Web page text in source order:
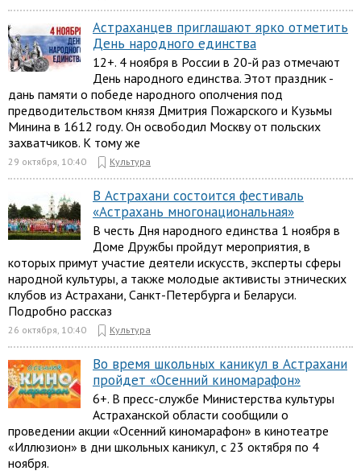
Астраханцев приглашают ярко отметить
День народного единства
12+. 4 ноября в России в 20-й раз отмечают
День народного единства. Этот праздник -
дань памяти о победе народного ополчения под
предводительством князя Дмитрия Пожарского и Кузьмы
Минина в 1612 году. Он освободил Москву от польских
захватчиков. К тому же
29 октября, 10:40 Культура
В Астрахани состоится фестиваль
«Астрахань многонациональная»
В честь Дня народного единства 1 ноября в
Доме Дружбы пройдут мероприятия, в
которых примут участие деятели искусств, эксперты сферы
народной культуры, а также молодые активисты этнических
клубов из Астрахани, Санкт-Петербурга и Беларуси.
Подробно рассказ
26 октября, 10:40 Культура
Во время школьных каникул в Астрахани
пройдет «Осенний киномарафон»
6+. В пресс-службе Министерства культуры
Астраханской области сообщили о
проведении акции «Осенний киномарафон» в кинотеатре
«Иллюзион» в дни школьных каникул, с 23 октября по 4
ноября.